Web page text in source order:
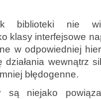
biblioteki nie
klasy interfejsowe
w odpowiedniej
działania wewnątrz
błędogenne.
są niejako